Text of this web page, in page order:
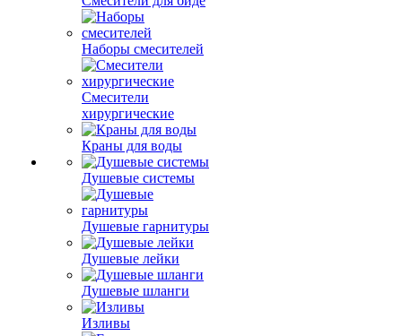
Наборы смесителей
Смесители
хирургические
Краны для воды
Душевые системы
Душевые гарнитуры
Душевые лейки
Душевые шланги
Изливы